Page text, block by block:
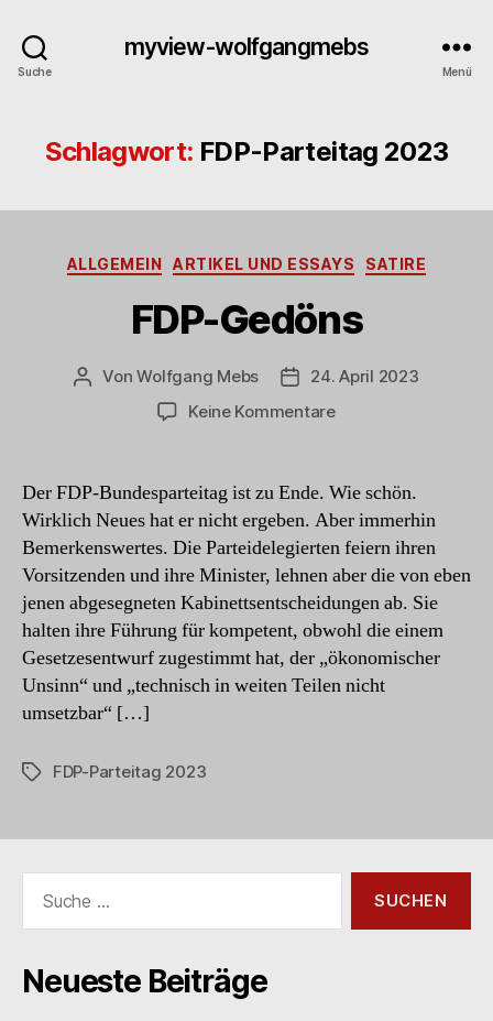
Suche
myview-wolfgangmebs
Menü
Schlagwort: FDP-Parteitag 2023
Kategorien
ALLGEMEIN ARTIKEL UND ESSAYS SATIRE
FDP-Gedöns
Beitragsautor
VonWolfgang Mebs Beitragsdatum
24. April 2023
Keine Kommentarezu
Der FDP-Bundesparteitag ist zu Ende. Wie schön.
Wirklich Neues hat er nicht ergeben. Aber immerhin
Bemerkenswertes. Die Parteidelegierten feiern ihren
Vorsitzenden und ihre Minister, lehnen aber die von eben
jenen abgesegneten Kabinettsentscheidungen ab. Sie
halten ihre Führung für kompetent, obwohl die einem
Gesetzesentwurf zugestimmt hat, der „ökonomischer
Unsinn“ und „technisch in weiten Teilen nicht
umsetzbar“ […]
Schlagwörter
FDP-Parteitag 2023
nach:
Neueste Beiträge